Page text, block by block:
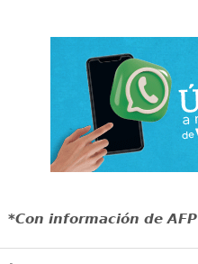
*Con información de AFP